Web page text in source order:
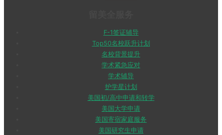
F-1签证辅导
Top50名校跃升计划
名校背景提升
学术紧急应对
学术辅导
护学星计划
美国初/高中申请和转学
美国大学申请
美国寄宿家庭服务
美国研究生申请